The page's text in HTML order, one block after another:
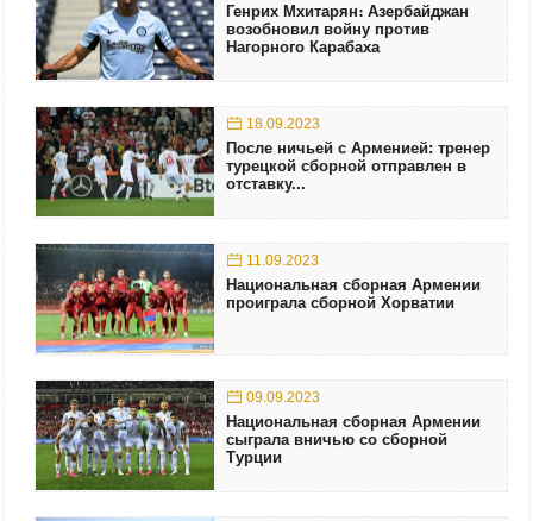
Генрих Мхитарян։ Азербайджан
возобновил войну против
Нагорного Карабаха
18.09.2023
После ничьей с Арменией: тренер
турецкой сборной отправлен в
отставку...
11.09.2023
Национальная сборная Армении
проиграла сборной Хорватии
09.09.2023
Национальная сборная Армении
сыграла вничью со сборной
Турции